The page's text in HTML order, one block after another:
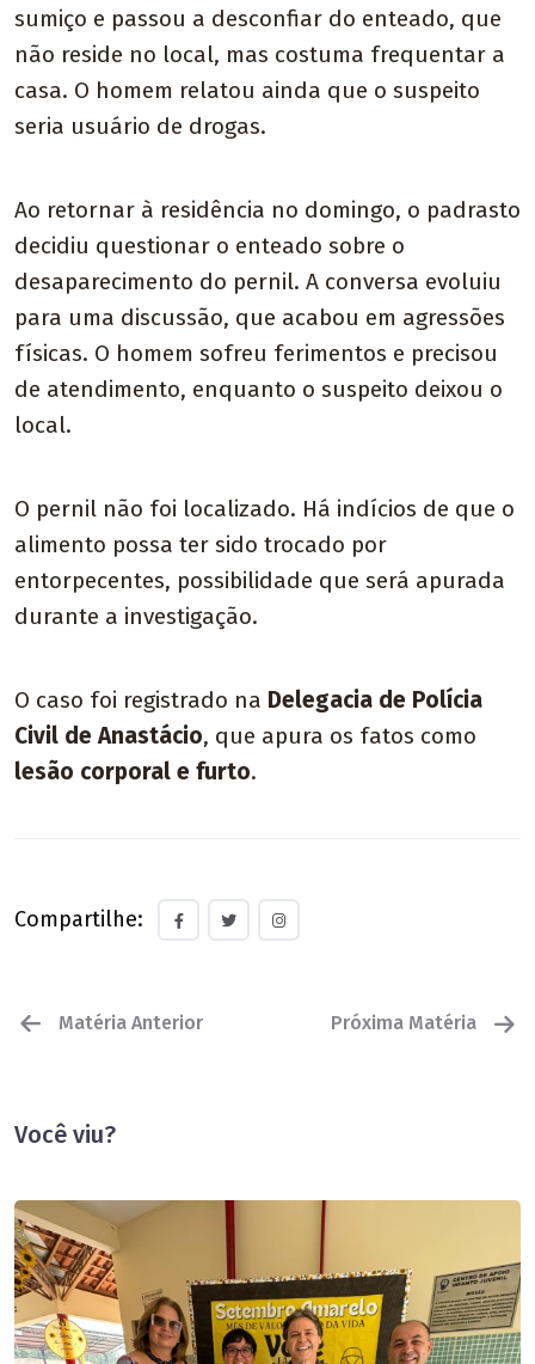
sumiço e passou a desconfiar do enteado, que
não reside no local, mas costuma frequentar a
casa. O homem relatou ainda que o suspeito
seria usuário de drogas.
Ao retornar à residência no domingo, o padrasto
decidiu questionar o enteado sobre o
desaparecimento do pernil. A conversa evoluiu
para uma discussão, que acabou em agressões
físicas. O homem sofreu ferimentos e precisou
de atendimento, enquanto o suspeito deixou o
local.
O pernil não foi localizado. Há indícios de que o
alimento possa ter sido trocado por
entorpecentes, possibilidade que será apurada
durante a investigação.
O caso foi registrado na Delegacia de Polícia
Civil de Anastácio, que apura os fatos como
lesão corporal e furto.
Compartilhe:
Matéria Anterior Próxima Matéria
Você viu?